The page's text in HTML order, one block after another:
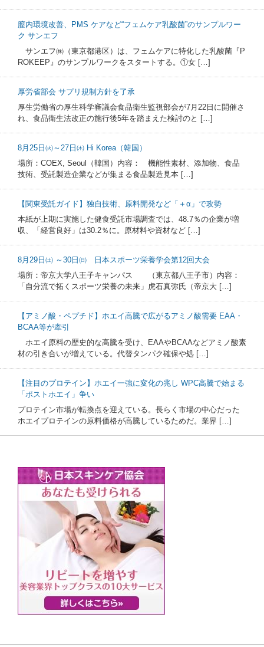
膣内環境改善、PMS ケアなど“フェムケア乳酸菌”のサンプルワー
ク サンエフ
サンエフ㈱（東京都港区）は、フェムケアに特化した乳酸菌『P
ROKEEP』のサンプルワークをスタートする。①女 […]
厚労省部会 サプリ規制方針を了承
厚生労働省の厚生科学審議会食品衛生監視部会が7月22日に開催さ
れ、食品衛生法改正の施行後5年を踏まえた検討のと […]
8月25日㈫～27日㈭ Hi Korea（韓国）
場所：COEX, Seoul（韓国）内容： 機能性素材、添加物、食品
技術、受託製造企業などが集まる食品製造見本 […]
【関東受託ガイド】独自技術、原料開発など「＋α」で攻勢
本紙が上期に実施した健食受託市場調査では、48.7％の企業が増
収、「経営良好」は30.2％に。原材料や資材など […]
8月29日㈯ ～30日㈰ 日本スポーツ栄養学会第12回大会
場所：帝京大学八王子キャンパス （東京都八王子市）内容：
「自分流で拓くスポーツ栄養の未来」虎石真弥氏（帝京大 […]
【アミノ酸・ペプチド】ホエイ高騰で広がるアミノ酸需要 EAA・
BCAA等が牽引
ホエイ原料の歴史的な高騰を受け、EAAやBCAAなどアミノ酸素
材の引き合いが増えている。代替タンパク確保や処 […]
【注目のプロテイン】ホエイ一強に変化の兆し WPC高騰で始まる
「ポストホエイ」争い
プロテイン市場が転換点を迎えている。長らく市場の中心だった
ホエイプロテインの原料価格が高騰しているためだ。業界 […]